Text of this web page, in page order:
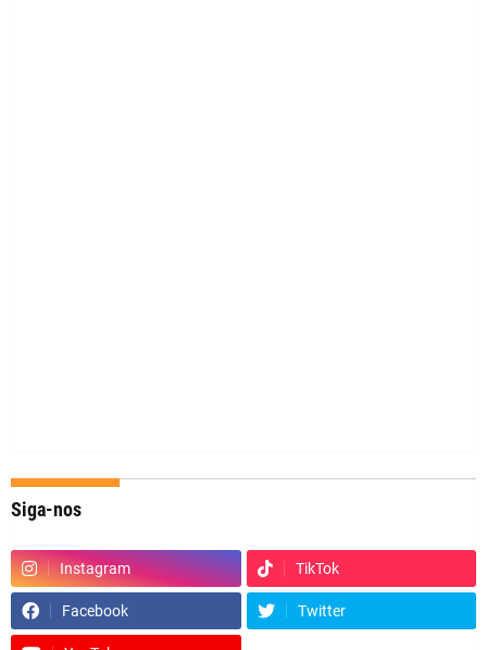
Siga-nos
Instagram TikTok
Facebook Twitter